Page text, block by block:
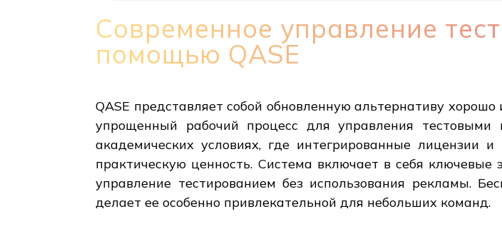
Современное управление
помощью QASE
QASE представляет собой обновленную альтернативу
упрощенный рабочий процесс для управления тестовыми
академических условиях, где интегрированные лицензии
практическую ценность. Система включает в себя
управление тестированием без использования рекламы.
делает ее особенно привлекательной для небольших команд.